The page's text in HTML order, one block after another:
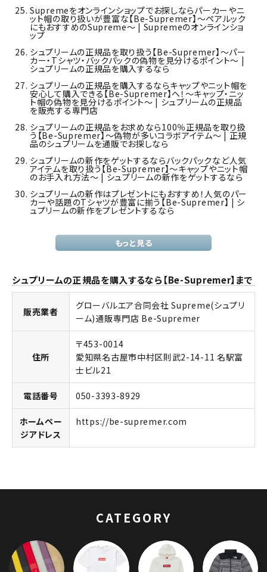
キーワードから探す
人気ワード 2026SS 2025AW 2025SS
Tシャツ・ロングスリーブ
ショルダー・ウエストバッグ
ボックスロゴ
Supremeをオンラインショップでお探しならパーカーやニ
ット帽の取り扱いが豊富な【Be-Supremer】～ペアルック
にもおすすめのSupreme～ | Supremeのオンラインショ
ップ
シュプリームの正規品を取り扱う【Be-Supremer】～パー
カー・Tシャツ・バックパックの偽物を見分けるポイント～ |
シュプリームの正規品を購入するなら
シュプリームの正規品を購入するならキャップやニット帽を
安心して購入できる【Be-Supremer】へ！～キャップ・ニッ
ト帽の偽物を見分けるポイント～ | シュプリームの正規品
を販売する専門店
シュプリームの正規品をお求めなら100％正規品を取り扱
う【Be-Supremer】～偽物が多いコラボアイテム～ | 正規
品のシュプリームを通販でお探しなら
シュプリームの新作をゲットするならバックパックなど人気
アイテムを取り扱う【Be-Supremer】～キャップやニット帽
のお手入れ方法～ | シュプリームの新作をゲットするなら
シュプリームの新作はプレゼントにもおすすめ！人気のパー
カーや話題のTシャツが豊富に揃う【Be-Supremer】 | シ
ュプリームの新作をプレゼントするなら
もっと見る
シュプリームの正規品を購入するなら【Be-Supremer】まで
販売業者
グローバルエア合同会社 Supreme(シュプリ
ーム)通販専門店 Be-Supremer
住所
〒453-0014
愛知県名古屋市中村区則武2-14-11 名駅富
士ビル21
電話番号 050-3393-8929
ホームペー
ジアドレス
https://be-supremer.com
CATEGORY